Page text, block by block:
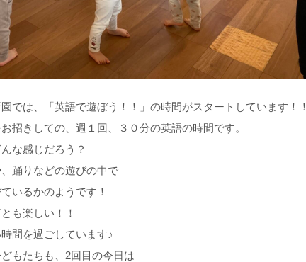
では、「英語で遊ぼう！！」の時間がスタートしています！！
招きしての、週１回、３０分の英語の時間です。
な感じだろう？
踊りなどの遊びの中で
いるかのようです！
も楽しい！！
間を過ごしています♪
もたちも、2回目の今日は